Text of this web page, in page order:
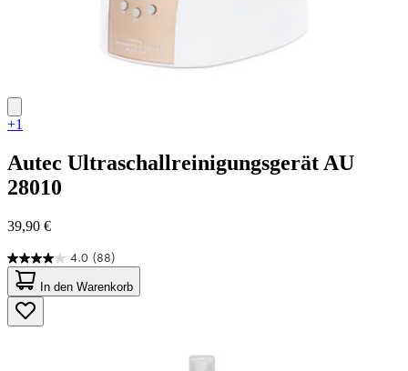
+1
Autec Ultraschallreinigungsgerät AU
28010
39,90 €
4.0 (88)
4.0
von
5
Sternen.
88
In den Warenkorb